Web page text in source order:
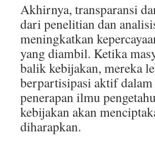
Akhirnya, transparansi
dari penelitian dan
meningkatkan
yang diambil. Ketika
balik kebijakan, mereka
berpartisipasi aktif dalam
penerapan ilmu
kebijakan akan
diharapkan.